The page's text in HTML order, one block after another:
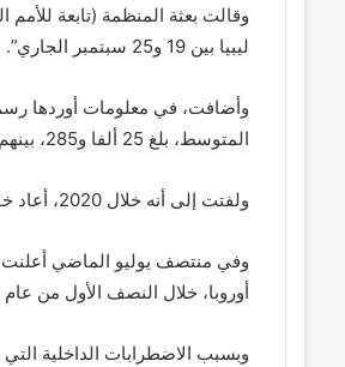
ليبيا بين 19 و25 سبتمبر الجاري”.
وأضافت، في معلومات أوردها رسم
المتوسط، بلغ 25 ألفا و285، بينهم أطفال ونساء منذ مطلع العام الجاري.
ولفتت إلى أنه خلال 2020، أعاد خفر الساحل 11 ألفا و891 طالب لجوء إلى ليبيا، فيما لقي 381 آخرون مصرعهم وفُقد 597.
أوروبا، خلال النصف الأول من عام 2021.
وبسبب الاضطرابات الداخلية التي